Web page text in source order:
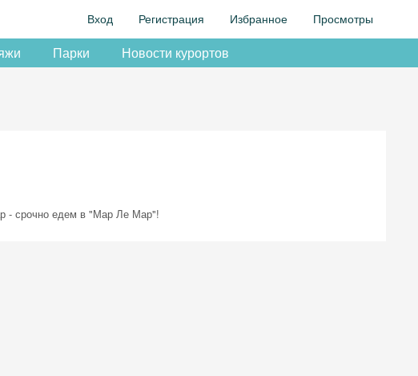
Вход Регистрация Избранное Просмотры
Парки Новости курортов
- срочно едем в "Мар Ле Мар"!